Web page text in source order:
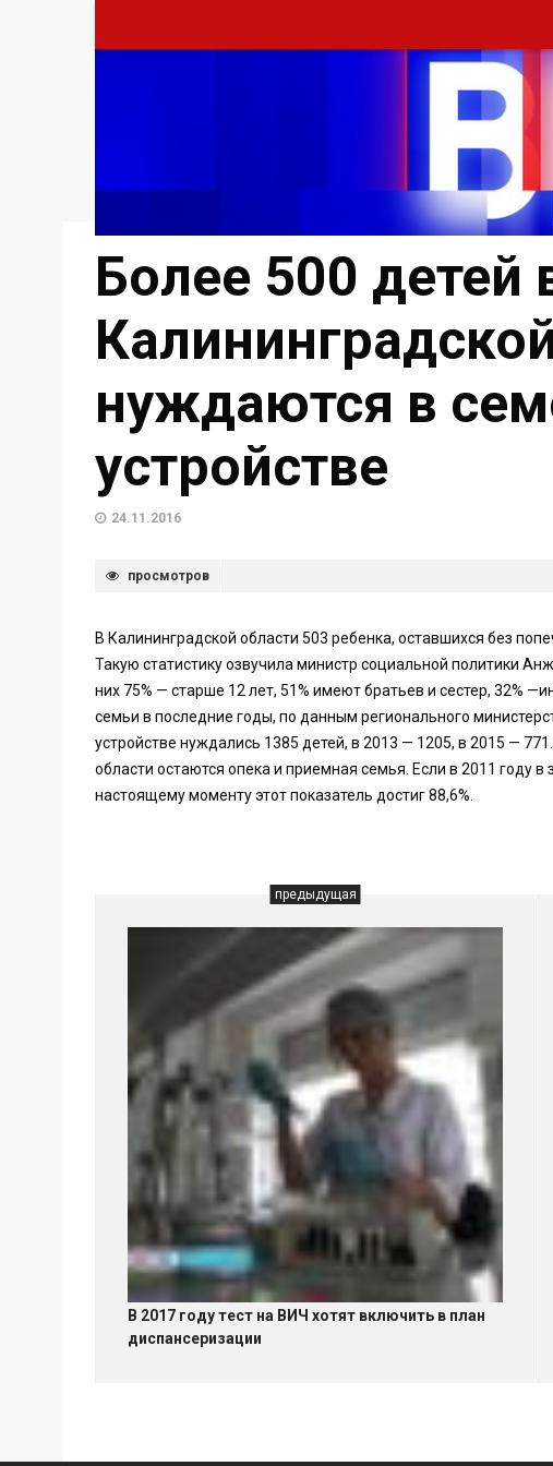
Более 500 детей
нуждаются в
устройстве
24.11.2016
просмотров
В Калининградской области 503 ребенка, оставшихся без
Такую статистику озвучила министр социальной политики
них 75% — старше 12 лет, 51% имеют братьев и сестер, 32%
семьи в последние годы, по данным регионального
устройстве нуждались 1385 детей, в 2013 — 1205, в 2015 —
области остаются опека и приемная семья. Если в 2011 году
настоящему моменту этот показатель достиг 88,6%.
предыдущая
В 2017 году тест на ВИЧ хотят включить в план
диспансеризации